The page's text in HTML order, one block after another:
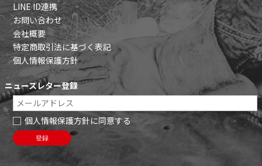
LINE ID連携
お問い合わせ
会社概要
特定商取引法に基づく表記
個人情報保護方針
ニュースレター登録
個人情報保護方針に同意する